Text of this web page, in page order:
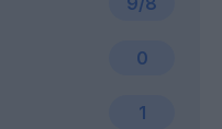
0
1